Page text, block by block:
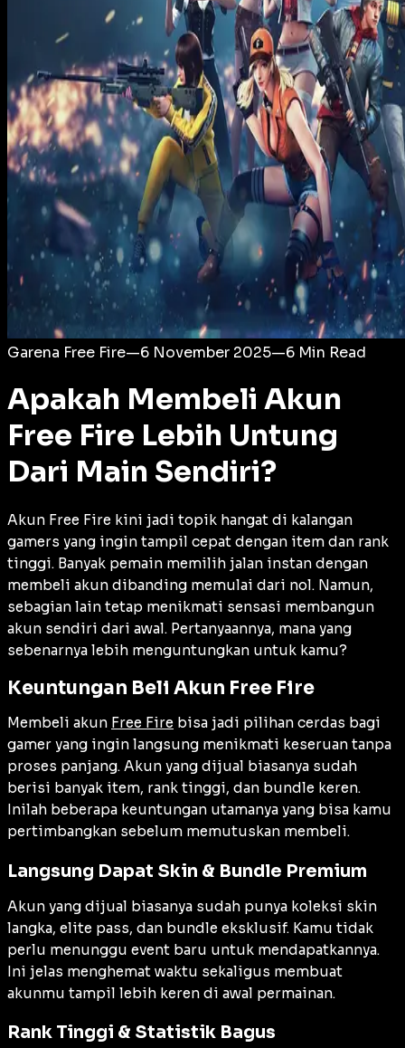
Garena Free Fire—6 November 2025—6 Min Read
Apakah Membeli Akun
Free Fire Lebih Untung
Dari Main Sendiri?
Akun Free Fire kini jadi topik hangat di kalangan
gamers yang ingin tampil cepat dengan item dan rank
tinggi. Banyak pemain memilih jalan instan dengan
membeli akun dibanding memulai dari nol. Namun,
sebagian lain tetap menikmati sensasi membangun
akun sendiri dari awal. Pertanyaannya, mana yang
sebenarnya lebih menguntungkan untuk kamu?
Keuntungan Beli Akun Free Fire
Membeli akun Free Fire bisa jadi pilihan cerdas bagi
gamer yang ingin langsung menikmati keseruan tanpa
proses panjang. Akun yang dijual biasanya sudah
berisi banyak item, rank tinggi, dan bundle keren.
Inilah beberapa keuntungan utamanya yang bisa kamu
pertimbangkan sebelum memutuskan membeli.
Langsung Dapat Skin & Bundle Premium
Akun yang dijual biasanya sudah punya koleksi skin
langka, elite pass, dan bundle eksklusif. Kamu tidak
perlu menunggu event baru untuk mendapatkannya.
Ini jelas menghemat waktu sekaligus membuat
akunmu tampil lebih keren di awal permainan.
Rank Tinggi & Statistik Bagus